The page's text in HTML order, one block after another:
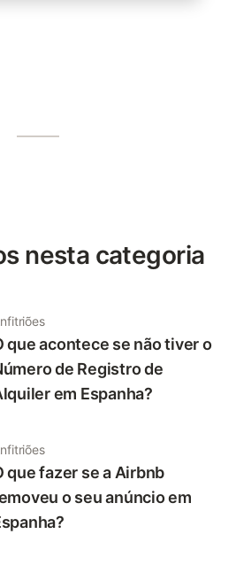
nesta categoria
que acontece se não tiver o
de Registro de
em Espanha?
que fazer se a Airbnb
o seu anúncio em